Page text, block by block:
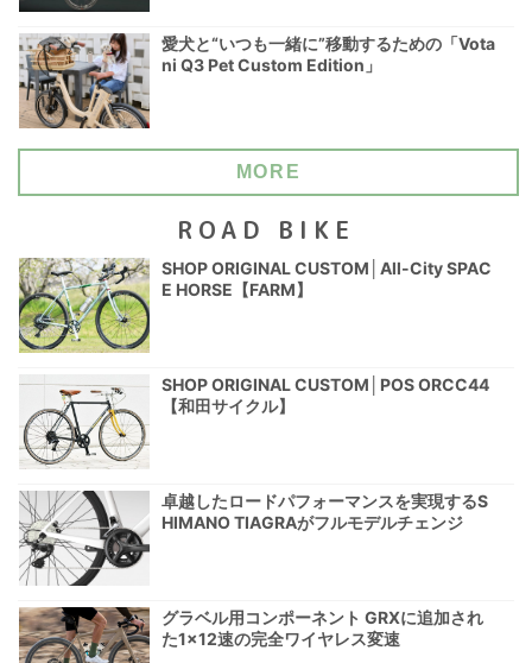
愛犬と“いつも一緒に”移動するための「Vota
ni Q3 Pet Custom Edition」
MORE
ROAD BIKE
SHOP ORIGINAL CUSTOM│All-City SPAC
E HORSE【FARM】
SHOP ORIGINAL CUSTOM│POS ORCC44
【和田サイクル】
卓越したロードパフォーマンスを実現するS
HIMANO TIAGRAがフルモデルチェンジ
グラベル用コンポーネント GRXに追加され
た1×12速の完全ワイヤレス変速